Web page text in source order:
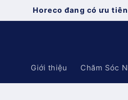
Horeco đang có ưu
Giới thiệu Chăm Sóc